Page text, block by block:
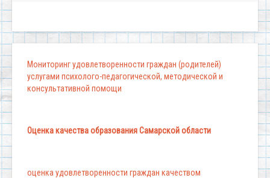
Мониторинг удовлетворенности граждан (родителей)
услугами психолого-педагогической, методической и
консультативной помощи
Оценка качества образования Самарской области
оценка удовлетворенности граждан качеством